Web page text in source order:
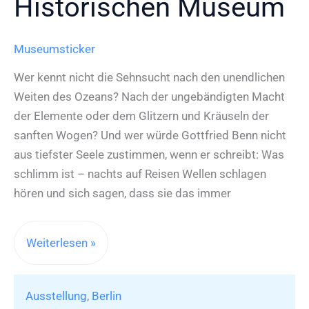
Historischen Museum
Museumsticker
Wer kennt nicht die Sehnsucht nach den unendlichen
Weiten des Ozeans? Nach der ungebändigten Macht
der Elemente oder dem Glitzern und Kräuseln der
sanften Wogen? Und wer würde Gottfried Benn nicht
aus tiefster Seele zustimmen, wenn er schreibt: Was
schlimm ist – nachts auf Reisen Wellen schlagen
hören und sich sagen, dass sie das immer
Meeresrauschen
im
Weiterlesen »
Ausstellung, Berlin